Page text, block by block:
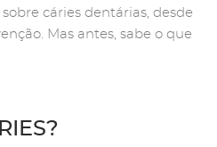
cáries dentárias, desde
Mas antes, sabe o que